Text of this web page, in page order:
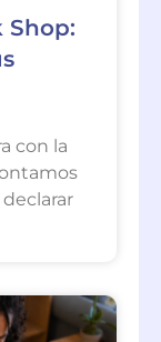
Shop:
con la